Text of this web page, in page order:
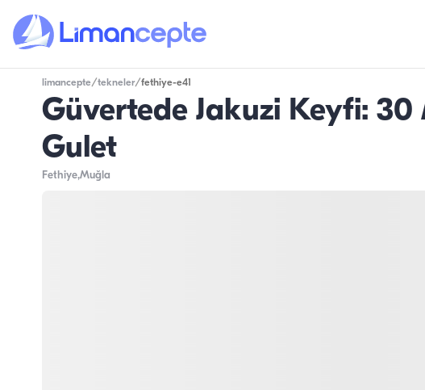
limancepte/tekneler/fethiye-e41
Güvertede Jakuzi Keyfi:
Gulet
Fethiye,Muğla